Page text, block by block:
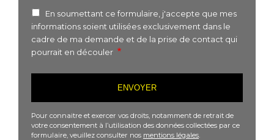
En soumettant ce formulaire, j'accepte que mes
informations soient utilisées exclusivement dans le
cadre de ma demande et de la prise de contact qui
pourrait en découler
Pour connaitre et exercer vos droits, notamment de retrait de
votre consentement à l’utilisation des données collectées par ce
formulaire, veuillez consulter nos mentions légales